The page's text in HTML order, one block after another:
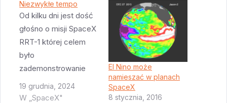
Niezwykłe tempo
Od kilku dni jest dość
głośno o misji SpaceX
RRT-1 której celem
było
zademonstrowanie
szybkiej odpowiedzi
(rapid response) na
19 grudnia, 2024
W „SpaceX"
El Nino może
namieszać w planach
SpaceX
8 stycznia, 2016